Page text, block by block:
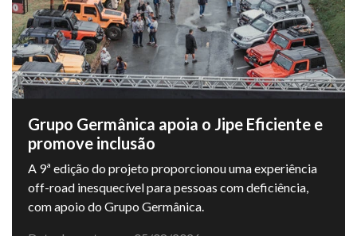
Grupo Germânica apoia o Jipe Eficiente e
promove inclusão
A 9ª edição do projeto proporcionou uma experiência
off-road inesquecível para pessoas com deficiência,
com apoio do Grupo Germânica.